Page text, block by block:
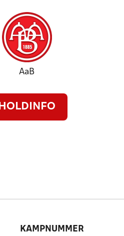
AaB
HOLDINFO
KAMPNUMMER